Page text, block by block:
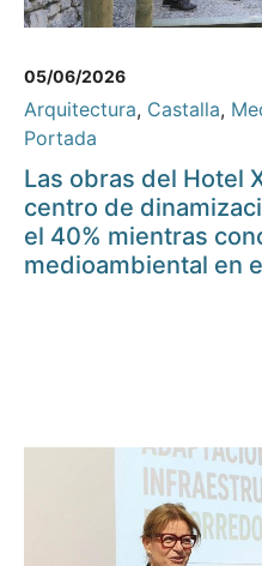
05/06/2026
Arquitectura, Castalla,
Portada
Las obras del Hotel
centro de
el 40% mientras
medioambiental en